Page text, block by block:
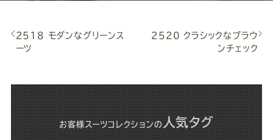
2518 モダンなグリーンス
ーツ
2520 クラシックなブラウ
ンチェック
お客様スーツコレクションの 人気タグ